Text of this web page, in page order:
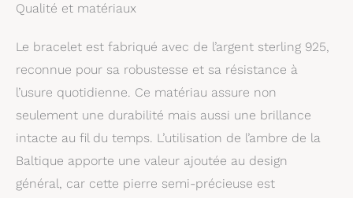
Qualité et matériaux
Le bracelet est fabriqué avec de l’argent sterling 925,
reconnue pour sa robustesse et sa résistance à
l’usure quotidienne. Ce matériau assure non
seulement une durabilité mais aussi une brillance
intacte au fil du temps. L’utilisation de l’ambre de la
Baltique apporte une valeur ajoutée au design
général, car cette pierre semi-précieuse est